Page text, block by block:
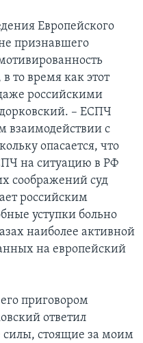
Европейского
признавшего
то время как этот
российскими
– ЕСПЧ
взаимодействии с
опасается, что
на ситуацию в РФ
соображений суд
российским
уступки больно
наиболее активной
на европейский
приговором
ответил
стоящие за моим